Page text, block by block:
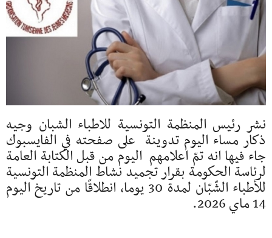
نشر رئيس المنظمة التونسية للاطباء الشبان وجيه
ذكار مساء اليوم تدوينة على صفحته في الفايسبوك
جاء فيها انه تمّ اعلامهم اليوم من قبل الكتابة العامة
لرئاسة الحكومة بقرار تجميد نشاط المنظمة التونسية
للأطباء الشّبّان لمدة 30 يوما، انطلاقًا من تاريخ اليوم
14 ماي 2026.